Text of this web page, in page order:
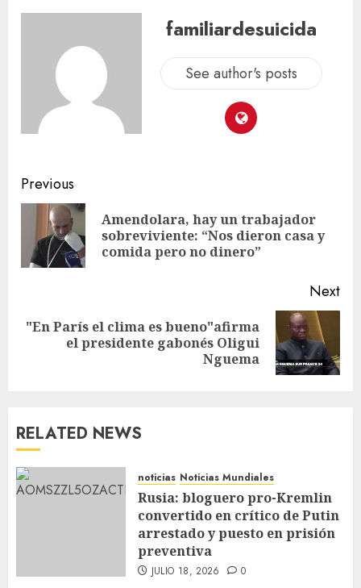
familiardesuicida
See author's posts
Previous
Amendolara, hay un trabajador
sobreviviente: “Nos dieron casa y
comida pero no dinero”
Next
"En París el clima es bueno"afirma
el presidente gabonés Oligui
Nguema
RELATED NEWS
noticias Noticias Mundiales
Rusia: bloguero pro-Kremlin
convertido en crítico de Putin
arrestado y puesto en prisión
preventiva
JULIO 18, 2026 0